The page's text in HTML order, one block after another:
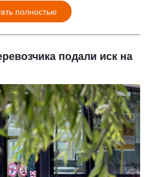
полностью
подали иск на